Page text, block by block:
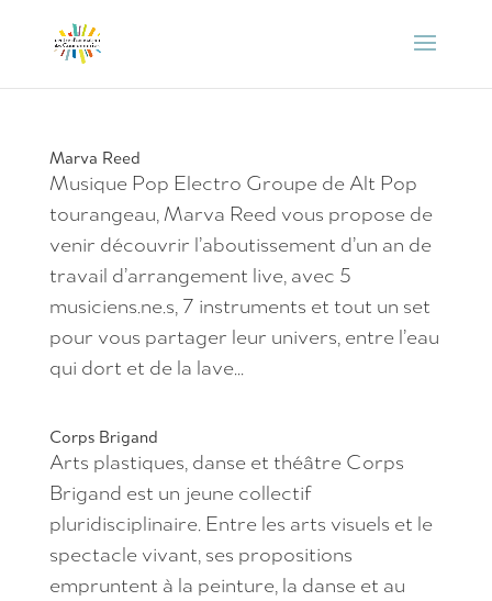
Marva Reed
Musique Pop Electro Groupe de Alt Pop
tourangeau, Marva Reed vous propose de
venir découvrir l’aboutissement d’un an de
travail d’arrangement live, avec 5
musiciens.ne.s, 7 instruments et tout un set
pour vous partager leur univers, entre l’eau
qui dort et de la lave...
Corps Brigand
Arts plastiques, danse et théâtre Corps
Brigand est un jeune collectif
pluridisciplinaire. Entre les arts visuels et le
spectacle vivant, ses propositions
empruntent à la peinture, la danse et au